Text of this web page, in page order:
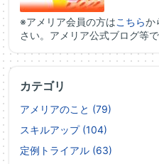
※アメリア会員の方はこちらか
さい。アメリア公式ブログ等
カテゴリ
アメリアのこと (79)
スキルアップ (104)
定例トライアル (63)